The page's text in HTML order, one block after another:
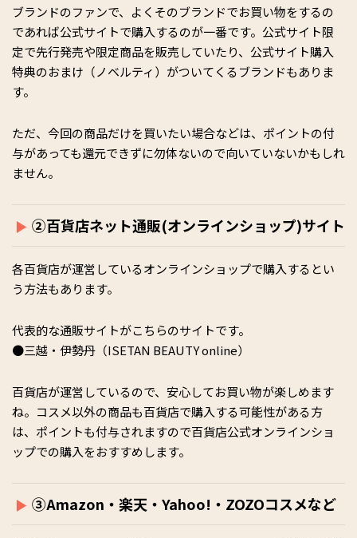
ブランドのファンで、よくそのブランドでお買い物をするの
であれば公式サイトで購入するのが一番です。公式サイト限
定で先行発売や限定商品を販売していたり、公式サイト購入
特典のおまけ（ノベルティ）がついてくるブランドもありま
す。
ただ、今回の商品だけを買いたい場合などは、ポイントの付
与があっても還元できずに勿体ないので向いていないかもしれ
ません。
②百貨店ネット通販(オンラインショップ)サイト
各百貨店が運営しているオンラインショップで購入するとい
う方法もあります。
代表的な通販サイトがこちらのサイトです。
●三越・伊勢丹（ISETAN BEAUTY online）
百貨店が運営しているので、安心してお買い物が楽しめます
ね。コスメ以外の商品も百貨店で購入する可能性がある方
は、ポイントも付与されますので百貨店公式オンラインショ
ップでの購入をおすすめします。
③Amazon・楽天・Yahoo!・ZOZOコスメなど